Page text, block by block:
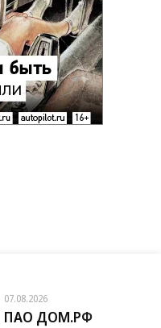
07.08.2026
ПАО ДОМ.РФ